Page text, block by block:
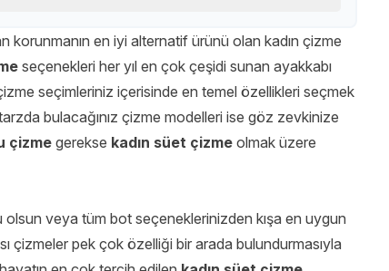
korunmanın en iyi alternatif ürünü olan kadın çizme
seçenekleri her yıl en çok çeşidi sunan ayakkabı
seçimleriniz içerisinde en temel özellikleri seçmek
bulacağınız çizme modelleri ise göz zevkinize
çizmegerekse kadın süet çizme olmak üzere
olsun veya tüm bot seçeneklerinizden kışa en uygun
çizmeler pek çok özelliği bir arada bulundurmasıyla